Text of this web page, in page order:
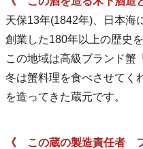
天保13年(1842年)、日本海
創業した180年以上の歴史を
この地域は高級ブランド蟹
冬は蟹料理を食べさせてく
を造ってきた蔵元です。
《 この蔵の製造責任者